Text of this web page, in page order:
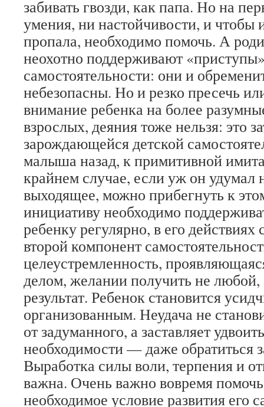
забивать гвозди, как папа. Но на
умения, ни настойчивости, и чтобы
пропала, необходимо помочь. А
неохотно поддерживают
самостоятельности: они и
небезопасны. Но и резко пресечь
внимание ребенка на более
взрослых, деяния тоже нельзя: это
зарождающейся детской
малыша назад, к примитивной
крайнем случае, если уж он удумал
выходящее, можно прибегнуть к
инициативу необходимо
ребенку регулярно, в его
второй компонент
целеустремленность,
делом, желании получить не
результат. Ребенок становится
организованным. Неудача не
от задуманного, а заставляет
необходимости — даже обратиться
Выработка силы воли, терпения и
важна. Очень важно вовремя
необходимое условие развития его